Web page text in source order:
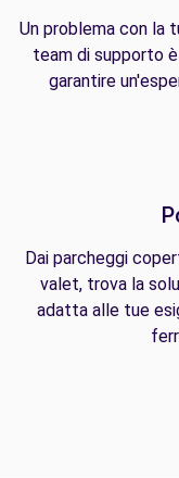
Un problema con la
team di supporto
garantire
Dai parcheggi
valet, trova la
adatta alle tue